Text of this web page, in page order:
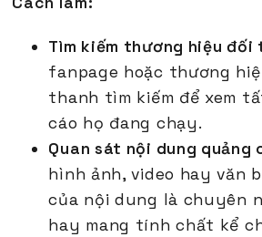
Tìm kiếm thương hiệu đối
fanpage hoặc thương
thanh tìm kiếm để xem
cáo họ đang chạy.
Quan sát nội dung quảng
hình ảnh, video hay văn
của nội dung là chuyên
hay mang tính chất kể